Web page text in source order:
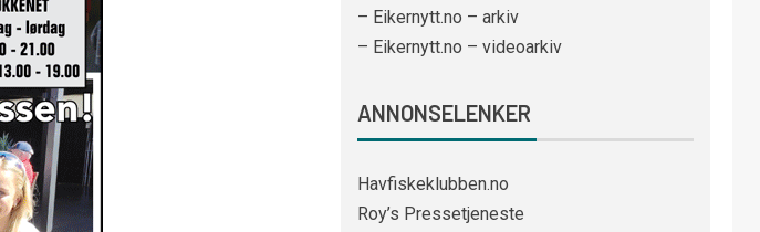
– Eikernytt.no – arkiv
– Eikernytt.no – videoarkiv
ANNONSELENKER
Havfiskeklubben.no
Roy’s Pressetjeneste